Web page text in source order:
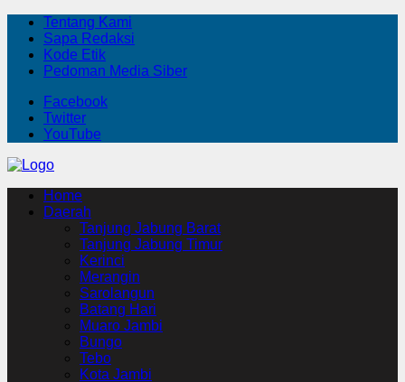
Tentang Kami
Sapa Redaksi
Kode Etik
Pedoman Media Siber
Facebook
Twitter
YouTube
Home
Daerah
Tanjung Jabung Barat
Tanjung Jabung Timur
Kerinci
Merangin
Sarolangun
Batang Hari
Muaro Jambi
Bungo
Tebo
Kota Jambi